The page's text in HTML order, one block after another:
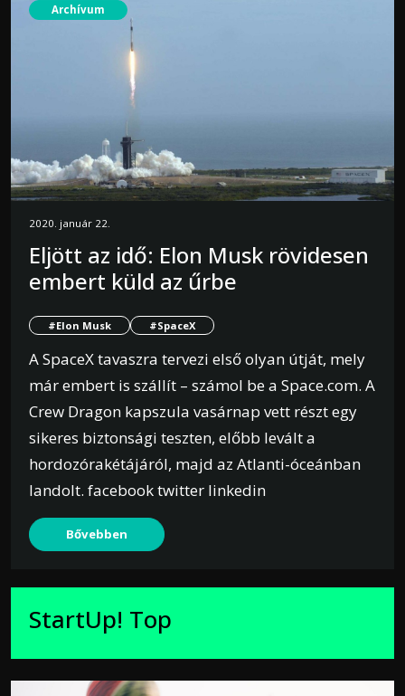
Archívum
2020. január 22.
Eljött az idő: Elon Musk rövidesen
embert küld az űrbe
#Elon Musk #SpaceX
A SpaceX tavaszra tervezi első olyan útját, mely
már embert is szállít – számol be a Space.com. A
Crew Dragon kapszula vasárnap vett részt egy
sikeres biztonsági teszten, előbb levált a
hordozórakétájáról, majd az Atlanti-óceánban
landolt. facebook twitter linkedin
Bővebben
StartUp! Top